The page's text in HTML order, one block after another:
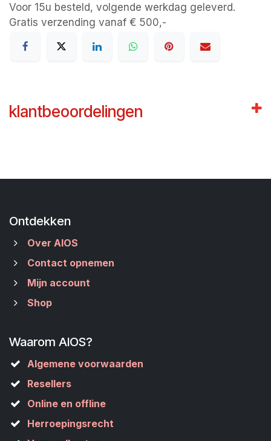
Voor 15u besteld, volgende werkdag geleverd.
Gratis verzending vanaf € 500,-
klantbeoordelingen
Ontdekken
Over AIOS
Contact opnemen
Mijn account
Shop
Waarom AIOS?
Algemene voorwaarden
Resellers
Online en offline
Herroepingsrecht